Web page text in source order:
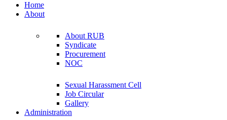
Home
About
About RUB
Syndicate
Procurement
NOC
Sexual Harassment Cell
Job Circular
Gallery
Administration